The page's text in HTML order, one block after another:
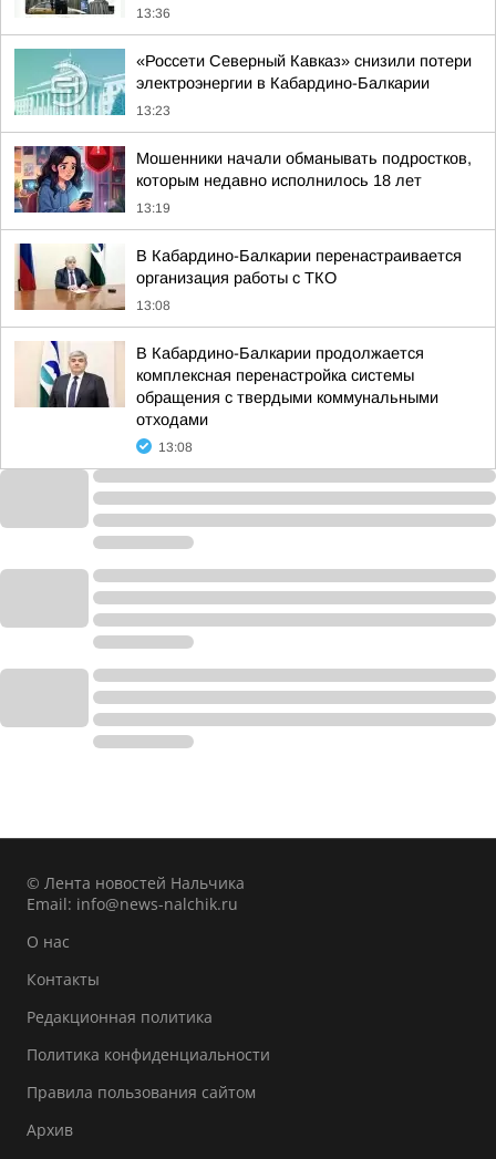
13:36
«Россети Северный Кавказ» снизили потери
электроэнергии в Кабардино-Балкарии
13:23
Мошенники начали обманывать подростков,
которым недавно исполнилось 18 лет
13:19
В Кабардино-Балкарии перенастраивается
организация работы с ТКО
13:08
В Кабардино-Балкарии продолжается
комплексная перенастройка системы
обращения с твердыми коммунальными
отходами
13:08
© Лента новостей Нальчика
Email: info@news-nalchik.ru
О нас
Контакты
Редакционная политика
Политика конфиденциальности
Правила пользования сайтом
Архив